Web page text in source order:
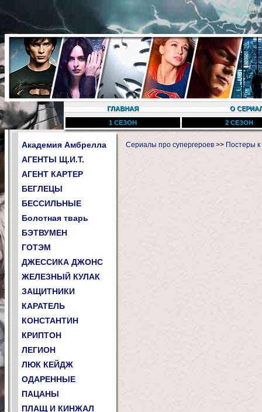
ГЛАВНАЯ
О
1 СЕЗОН
2 СЕЗОН
Академия Амбрелла
АГЕНТЫ Щ.И.Т.
АГЕНТ КАРТЕР
БЕГЛЕЦЫ
БЕССИЛЬНЫЕ
Болотная тварь
БЭТВУМЕН
ГОТЭМ
ДЖЕССИКА ДЖОНС
ЖЕЛЕЗНЫЙ КУЛАК
ЗАЩИТНИКИ
КАРАТЕЛЬ
КОНСТАНТИН
КРИПТОН
ЛЕГИОН
ЛЮК КЕЙДЖ
ОДАРЕННЫЕ
ПАЦАНЫ
ПЛАЩ И КИНЖАЛ
Сериалы про супергероев >> Постеры к